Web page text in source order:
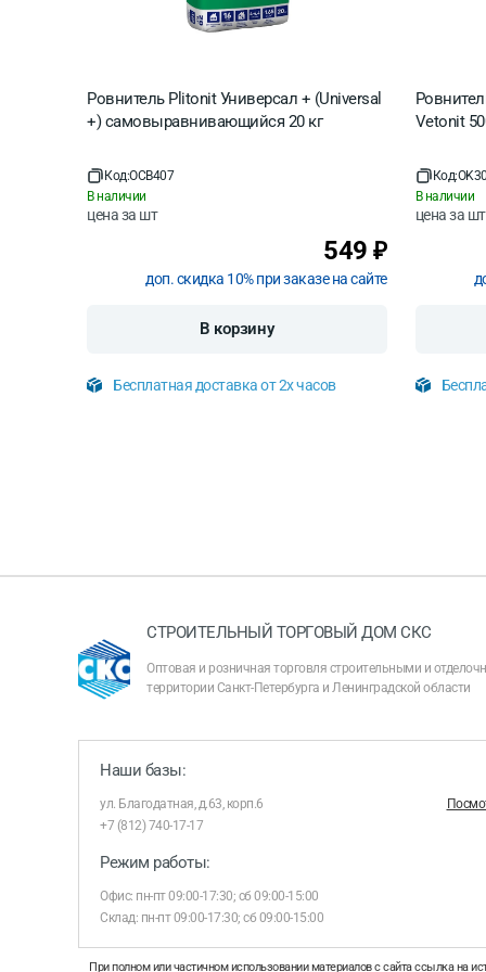
Нагрузка, через
Ровнитель Plitonit Универсал + (Universal
+) самовыравнивающийся 20 кг
Код:OCB407
В наличии
цена за шт
549 ₽
доп. скидка 10% при заказе на сайте
В корзину
Бесплатная доставка от 2х часов
Vetonit
Код:OK30
В наличии
цена за шт
СТРОИТЕЛЬНЫЙ ТОРГОВЫЙ ДОМ СКС
Оптовая и розничная торговля строительными и
территории Санкт-Петербурга и Ленинградской области
Наши базы:
ул. Благодатная, д.63, корп.6
+7 (812) 740-17-17
Режим работы:
Офис: пн-пт 09:00-17:30; сб 09:00-15:00
Склад: пн-пт 09:00-17:30; сб 09:00-15:00
При полном или частичном использовании материалов с сайта ссылка на